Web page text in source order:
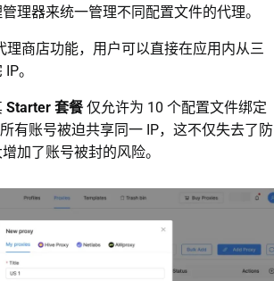
理器来统一管理不同配置文件的代理。
理商店功能，用户可以直接在应用内从三
。
Starter 套餐 仅允许为 10 个配置文件绑定
有账号被迫共享同一 IP，这不仅失去了防
加了账号被封的风险。